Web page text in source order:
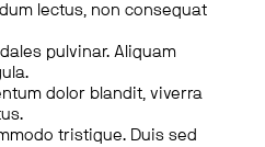
lectus, non consequat
pulvinar. Aliquam
dolor blandit, viverra
tristique. Duis sed